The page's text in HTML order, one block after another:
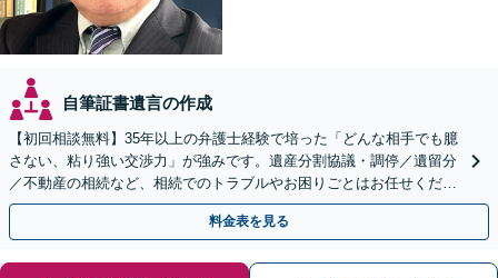
自筆証書遺言の作成
【初回相談無料】35年以上の弁護士経験で培った「どんな相手でも臆
さない、粘り強い交渉力」が強みです。遺産分割協議・調停／遺留分
／不動産の相続など、相続でのトラブルやお困りごとはお任せくださ
い【新橋駅7分】遺言書や生前贈与など生前対策にも注力
料金表を見る